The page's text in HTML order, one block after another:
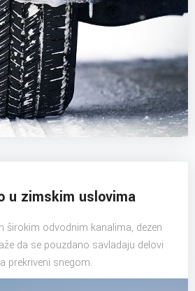
u zimskim uslovima
širokim odvodnim kanalima, dezen
da se pouzdano savladaju delovi
prekriveni snegom.